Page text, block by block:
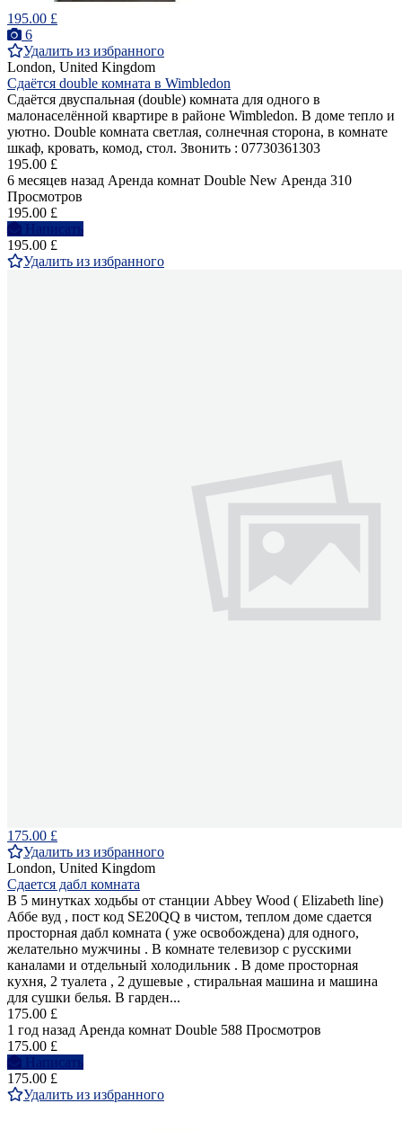
195.00 £
6
Удалить из избранного
London, United Kingdom
Сдаётся double комната в Wimbledon
Сдаётся двуспальная (double) комнатa для одного в
малонаселённой квартире в районе Wimbledon. В доме тепло и
уютно. Double комната светлая, солнечная сторона, в комнате
шкаф, кровать, комод, стол. Звонить : 07730361303
195.00 £
6 месяцев назад Аренда комнат Double New Аренда 310
Просмотров
195.00 £
Написать
195.00 £
Удалить из избранного
175.00 £
Удалить из избранного
London, United Kingdom
Сдается дабл комната
В 5 минутках ходьбы от станции Abbey Wood ( Elizabeth line)
Аббе вуд , пост код SE20QQ в чистом, теплом доме сдается
просторная дабл комната ( уже освобождена) для одного,
желательно мужчины . В комнате телевизор с русскими
каналами и отдельный холодильник . В доме просторная
кухня, 2 туалета , 2 душевые , стиральная машина и машина
для сушки белья. В гарден...
175.00 £
1 год назад Аренда комнат Double 588 Просмотров
175.00 £
Написать
175.00 £
Удалить из избранного